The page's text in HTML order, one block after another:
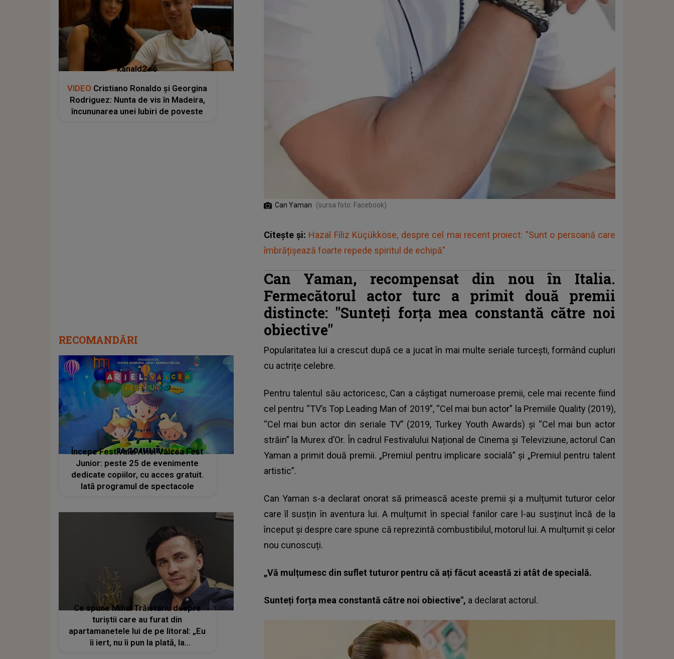
Can Yaman (sursa foto: Facebook)
Citește și: Hazal Filiz Küçükköse, despre cel mai recent proiect: "Sunt o persoană care
îmbrățișează foarte repede spiritul de echipă"
Can Yaman, recompensat din nou în Italia.
Fermecătorul actor turc a primit două premii
distincte: "Sunteți forța mea constantă către noi
obiective"
Popularitatea lui a crescut după ce a jucat în mai multe seriale turcești, formând cupluri
cu actrițe celebre.
Pentru talentul său actoricesc, Can a câștigat numeroase premii, cele mai recente fiind
cel pentru “TV’s Top Leading Man of 2019”, “Cel mai bun actor” la Premiile Quality (2019),
“Cel mai bun actor din seriale TV” (2019, Turkey Youth Awards) și “Cel mai bun actor
străin” la Murex d’Or. În cadrul Festivalului Național de Cinema și Televiziune, actorul Can
Yaman a primit două premii. „Premiul pentru implicare socială” și „Premiul pentru talent
artistic”.
Can Yaman s-a declarat onorat să primească aceste premii și a mulțumit tuturor celor
care îl susțin în aventura lui. A mulțumit în special fanilor care l-au susținut încă de la
început și despre care spune că reprezintă combustibilul, motorul lui. A mulțumit și celor
nou cunoscuți.
„Vă mulțumesc din suflet tuturor pentru că ați făcut această zi atât de specială.
Sunteți forța mea constantă către noi obiective", a declarat actorul.
kanald2.ro
VIDEO Cristiano Ronaldo și Georgina
Rodriguez: Nunta de vis în Madeira,
încununarea unei Iubiri de poveste
RECOMANDĂRI
Începe Festivalul Ariel Vâlcea Fest
Junior: peste 25 de evenimente
dedicate copiilor, cu acces gratuit.
Iată programul de spectacole
Ce spune Mihai Trăistariu despre
turiștii care au furat din
apartamanetele lui de pe litoral: „Eu
îi iert, nu îi pun la plată, la